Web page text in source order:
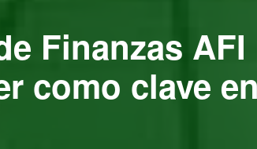
Finanzas
como clave